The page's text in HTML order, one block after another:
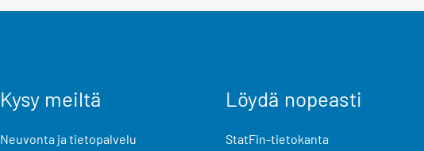
Kysy meiltä
Neuvonta ja tietopalvelu
Löydä nopeasti
StatFin-tietokanta